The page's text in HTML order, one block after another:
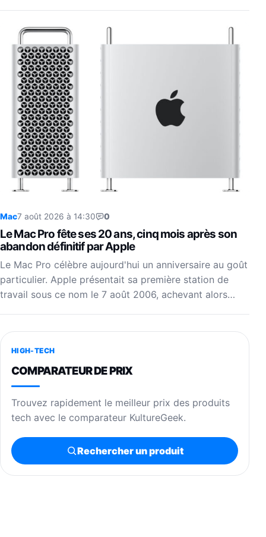
Mac7 août 2026 à 14:30 0
Le Mac Pro fête ses 20 ans, cinq mois après son
abandon définitif par Apple
Le Mac Pro célèbre aujourd'hui un anniversaire au goût
particulier. Apple présentait sa première station de
travail sous ce nom le 7 août 2006, achevant alors…
HIGH-TECH
COMPARATEUR DE PRIX
Trouvez rapidement le meilleur prix des produits
tech avec le comparateur KultureGeek.
Rechercher un produit